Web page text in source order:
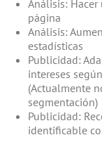
Análisis:
página
Análisis:
estadísticas
Publicidad:
intereses
(Actualmente
segmentación)
Publicidad:
identificable